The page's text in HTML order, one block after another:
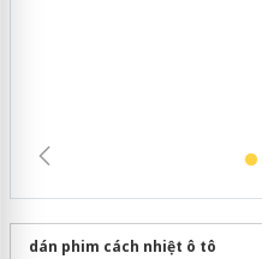
dán phim cách nhiệt ô tô